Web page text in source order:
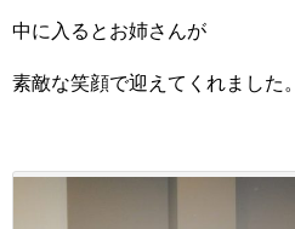
中に入るとお姉さんが
素敵な笑顔で迎えてくれました。